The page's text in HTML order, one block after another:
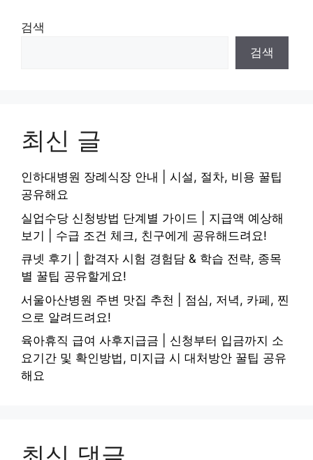
검색
검색
최신 글
인하대병원 장례식장 안내 | 시설, 절차, 비용 꿀팁
공유해요
실업수당 신청방법 단계별 가이드 | 지급액 예상해
보기 | 수급 조건 체크, 친구에게 공유해드려요!
큐넷 후기 | 합격자 시험 경험담 & 학습 전략, 종목
별 꿀팁 공유할게요!
서울아산병원 주변 맛집 추천 | 점심, 저녁, 카페, 찐
으로 알려드려요!
육아휴직 급여 사후지급금 | 신청부터 입금까지 소
요기간 및 확인방법, 미지급 시 대처방안 꿀팁 공유
해요